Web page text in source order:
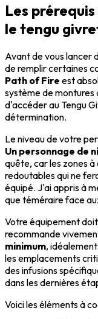
Les
le tengu
Avant de vous lancer
de remplir certaines
Path of Fire est
système de montures
d'accéder au Tengu
détermination.
Le niveau de votre
Un personnage de
quête, car les zones
redoutables qui ne
équipé. J'ai appris à
que téméraire face
Votre équipement
recommande
minimum,
les emplacements
des infusions
dans les dernières
Voici les éléments à